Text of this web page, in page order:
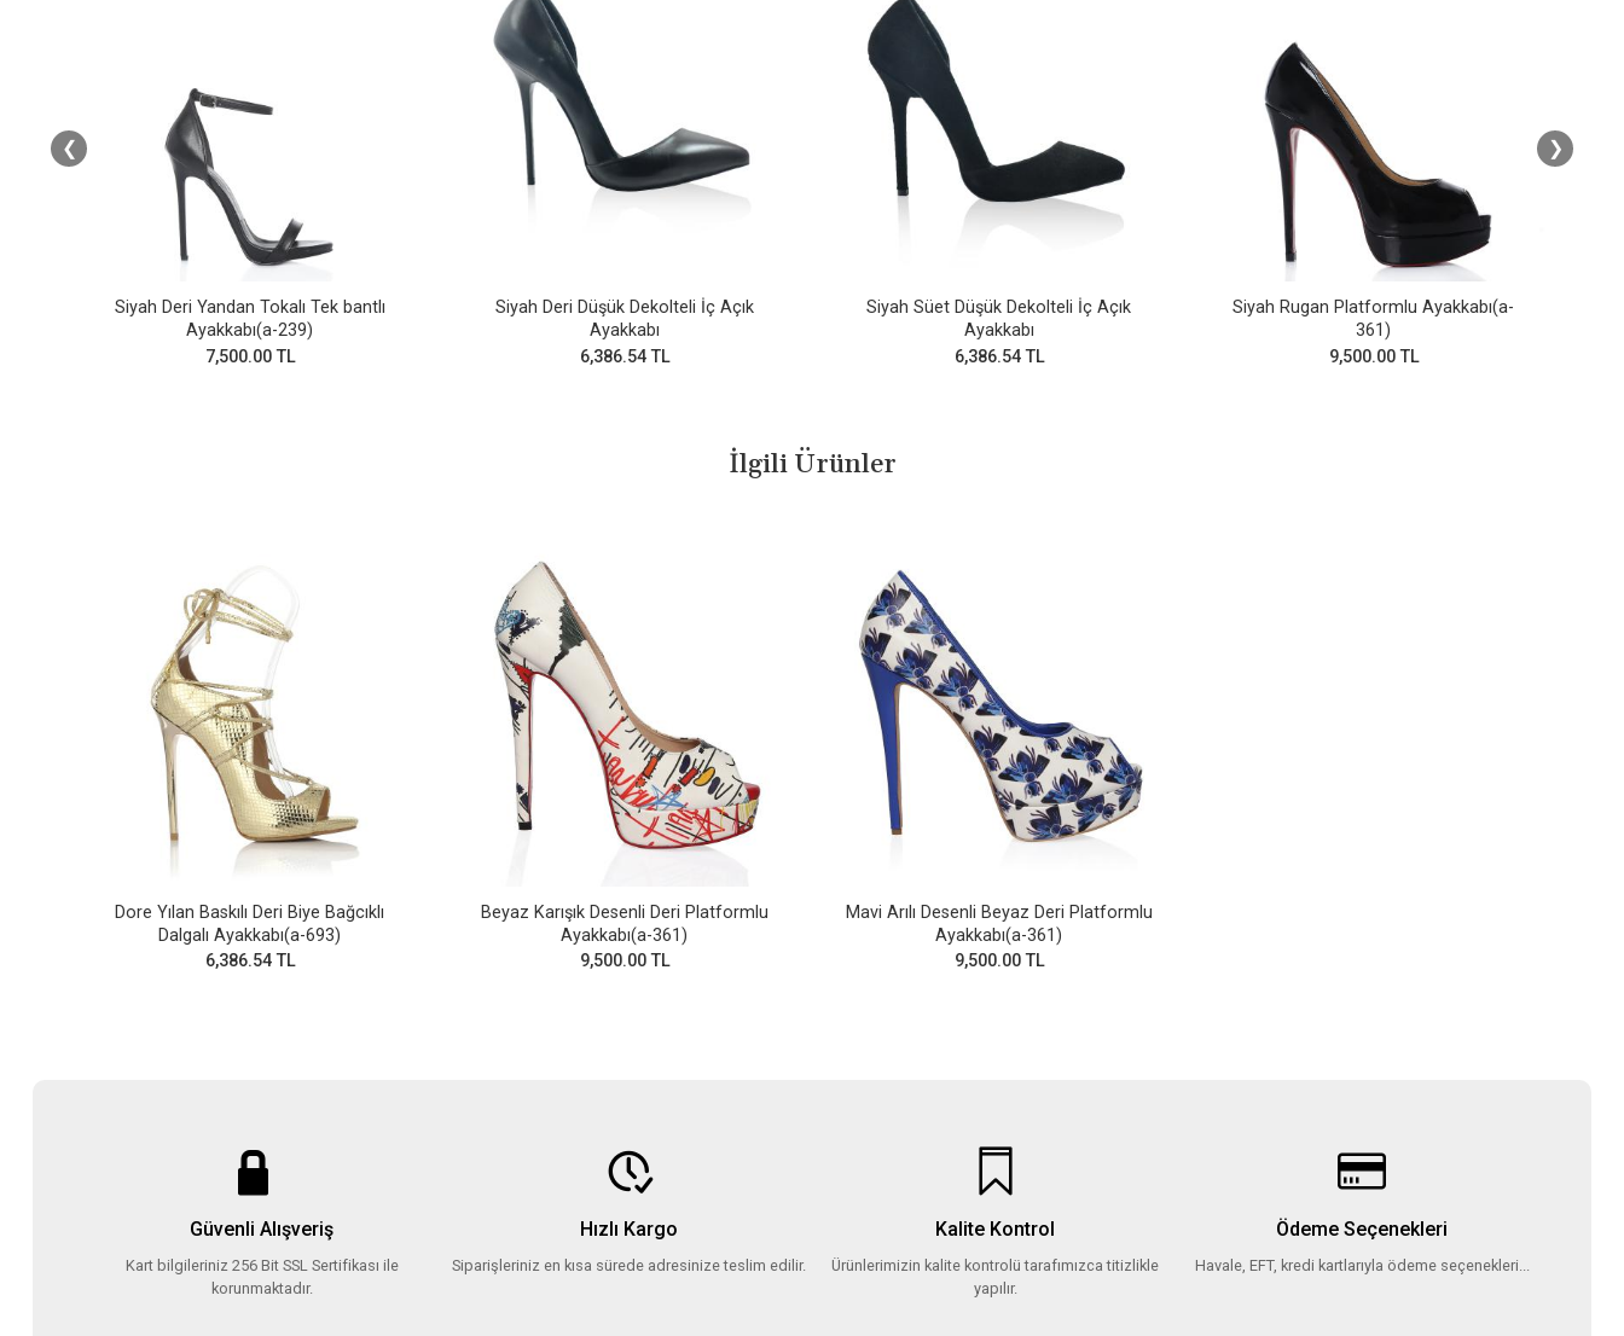
Siyah Deri Yandan Tokalı Tek bantlı
Ayakkabı(a-239)
7,500.00 TL
Siyah Deri Düşük Dekolteli İç Açık
Ayakkabı
6,386.54 TL
Siyah Süet Düşük Dekolteli İç Açık
Ayakkabı
6,386.54 TL
Siyah Rugan Platformlu Ayakkabı(a-
361)
9,500.00 TL
❮ ❯
İlgili Ürünler
Dore Yılan Baskılı Deri Biye Bağcıklı
Dalgalı Ayakkabı(a-693)
6,386.54 TL
Beyaz Karışık Desenli Deri Platformlu
Ayakkabı(a-361)
9,500.00 TL
Mavi Arılı Desenli Beyaz Deri Platformlu
Ayakkabı(a-361)
9,500.00 TL
Güvenli Alışveriş
Kart bilgileriniz 256 Bit SSL Sertifikası ile
korunmaktadır.
Hızlı Kargo
Siparişleriniz en kısa sürede adresinize teslim edilir.
Kalite Kontrol
Ürünlerimizin kalite kontrolü tarafımızca titizlikle
yapılır.
Ödeme Seçenekleri
Havale, EFT, kredi kartlarıyla ödeme seçenekleri...